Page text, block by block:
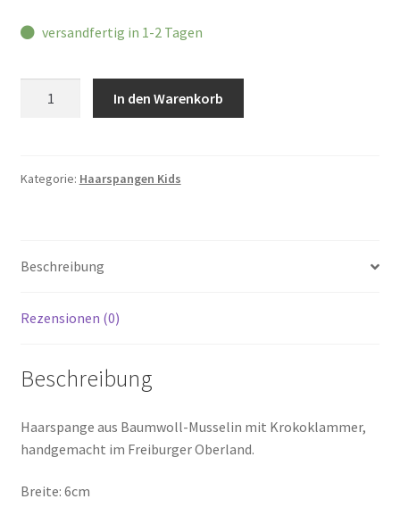
versandfertig in 1-2 Tagen
In den Warenkorb
Kategorie: Haarspangen Kids
Beschreibung
Rezensionen (0)
Beschreibung
Haarspange aus Baumwoll-Musselin mit Krokoklammer,
handgemacht im Freiburger Oberland.
Breite: 6cm